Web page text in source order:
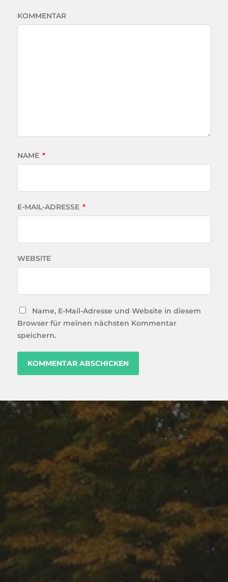
KOMMENTAR
NAME *
E-MAIL-ADRESSE *
WEBSITE
Name, E-Mail-Adresse und Website in diesem
Browser für meinen nächsten Kommentar
speichern.